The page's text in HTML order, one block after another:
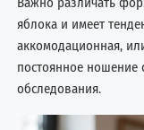
яблока и имеет
аккомодационная,
постоянное ношение
обследования.